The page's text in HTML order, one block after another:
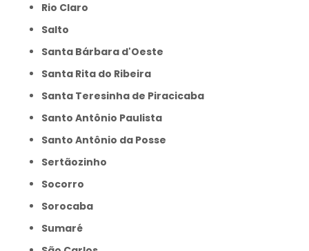
Rio Claro
Salto
Santa Bárbara d'Oeste
Santa Rita do Ribeira
Santa Teresinha de Piracicaba
Santo Antônio Paulista
Santo Antônio da Posse
Sertãozinho
Socorro
Sorocaba
Sumaré